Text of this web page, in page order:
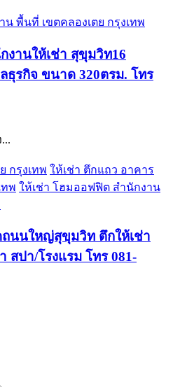
พื้นที่ เขตคลองเตย กรุงเทพ
งานให้เช่า สุขุมวิท16
ธุรกิจ ขนาด 320ตรม. โทร
กรุงเทพ ให้เช่า ตึกแถว อาคาร
ทพ ให้เช่า โฮมออฟฟิต สำนักงาน
นนใหญ่สุขุมวิท ตึกให้เช่า
สปา/โรงแรม โทร 081-